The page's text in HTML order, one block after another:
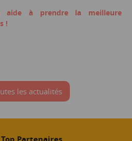
aide à prendre la meilleure
!
les actualités